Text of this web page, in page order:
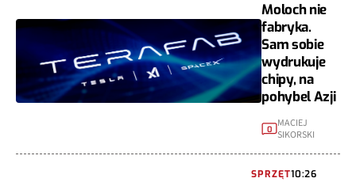
Moloch nie
fabryka.
Sam sobie
wydrukuje
chipy, na
pohybel Azji
0
MACIEJ
SIKORSKI
SPRZĘT10:26